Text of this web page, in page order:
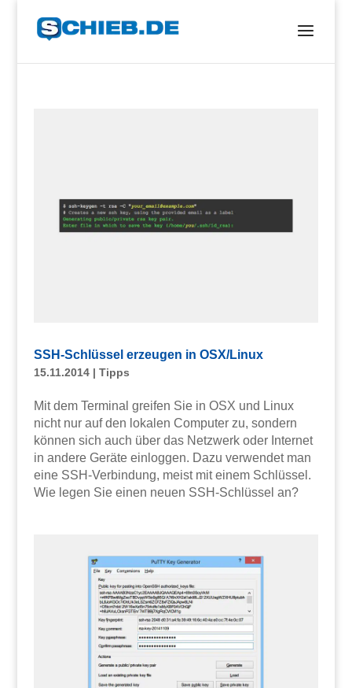
SSH-Schlüssel erzeugen in OSX/Linux
15.11.2014| Tipps
Mit dem Terminal greifen Sie in OSX und Linux
nicht nur auf den lokalen Computer zu, sondern
können sich auch über das Netzwerk oder Internet
in andere Geräte einloggen. Dazu verwendet man
eine SSH-Verbindung, meist mit einem Schlüssel.
Wie legen Sie einen neuen SSH-Schlüssel an?